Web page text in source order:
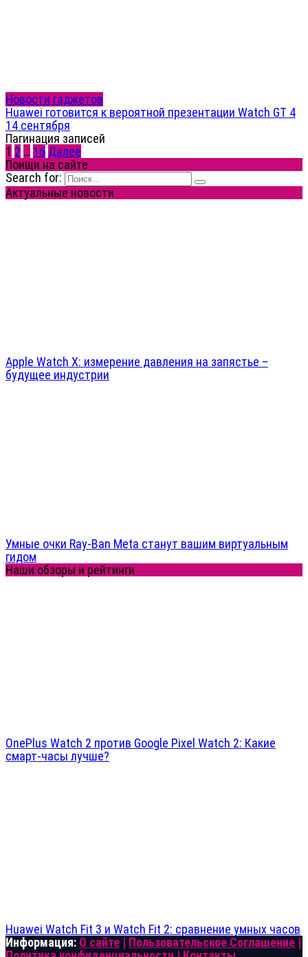
Новости гаджетов
Huawei готовится к вероятной презентации Watch GT 4
14 сентября
Пагинация записей
1 2 … 16 Далее
Поищи на сайте
Search for:
Актуальные новости
Apple Watch X: измерение давления на запястье –
будущее индустрии
Умные очки Ray-Ban Meta станут вашим виртуальным
гидом
Наши обзоры и рейтинги
OnePlus Watch 2 против Google Pixel Watch 2: Какие
смарт-часы лучше?
Huawei Watch Fit 3 и Watch Fit 2: сравнение умных часов
Информация: О сайте | Пользовательское Соглашение |